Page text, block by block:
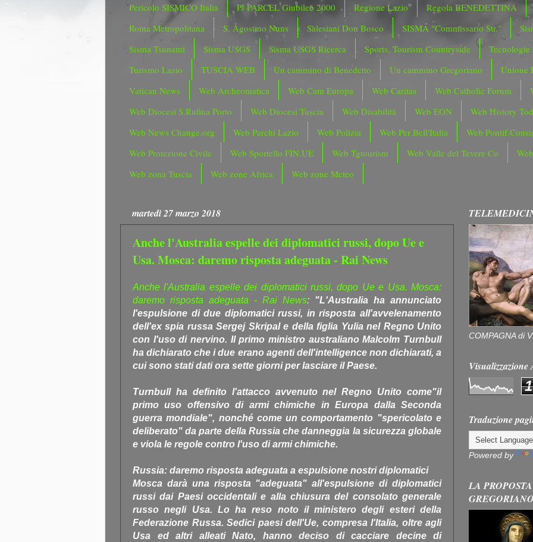
Pericolo SISMICO Italia
PJ PARCEL Giubileo 2000 Regione Lazio
Regola BENEDETTINA
Roma Metropolitana
S. Agostino Nuns Salesiani Don Bosco SISMA "Commissario Str."
Sisma Tsunami
Sisma USGS Sisma USGS Ricerca Sports, Tourism Countryside
Tecnologie
Turismo Lazio
TUSCIA WEB Un cammino di Benedetto Un cammino Gregoriano
Unione
Vatican News
Web Archeomatica Web Cam Europa Web Caritas Web Catholic Forum
Web Diocesi S.Rufina Porto
Web Diocesi Tuscia Web Disabilità Web EON
Web History
Web News Change.org
Web Parchi Lazio Web Polizia Web Per Bell'Italia
Web
Web Protezione Civile
Web Sportello FIN.UE Web Tgtourism Web Valle del Tevere Co
Web zona Tuscia
Web zone Africa Web zone Meteo
martedì 27 marzo 2018
Anche l'Australia espelle dei diplomatici russi, dopo Ue e
Usa. Mosca: daremo risposta adeguata - Rai News
Anche l'Australia espelle dei diplomatici russi, dopo Ue e Usa. Mosca:
daremo risposta adeguata - Rai News: "L'Australia ha annunciato
l'espulsione di due diplomatici russi, in risposta all'avvelenamento
dell'ex spia russa Sergej Skripal e della figlia Yulia nel Regno Unito
con l'uso di nervino. Il primo ministro australiano Malcolm Turnbull
ha dichiarato che i due erano agenti dell'intelligence non dichiarati, a
cui sono stati dati ora sette giorni per lasciare il Paese.
Turnbull ha definito l'attacco avvenuto nel Regno Unito come"il
primo uso offensivo di armi chimiche in Europa dalla Seconda
guerra mondiale", nonché come un comportamento "spericolato e
deliberato" da parte della Russia che danneggia la sicurezza globale
e viola le regole contro l'uso di armi chimiche.
Russia: daremo risposta adeguata a espulsione nostri diplomatici
Mosca darà una risposta "adeguata" all'espulsione di diplomatici
russi dai Paesi occidentali e alla chiusura del consolato generale
russo negli Usa. Lo ha reso noto il ministero degli esteri della
Federazione Russa. Sedici paesi dell'Ue, compresa l'Italia, oltre agli
Usa ed altri alleati Nato, hanno deciso di cacciare decine di
COMPAGNA di
1
Traduzione
Powered by
LA